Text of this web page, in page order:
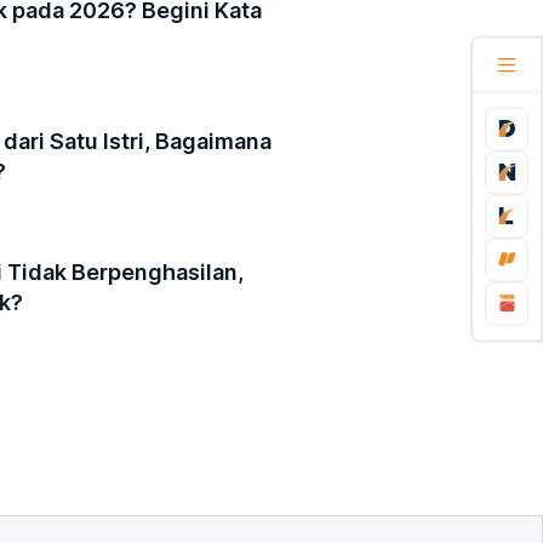
pada 2026? Begini Kata
Satu Istri, Bagaimana
Tidak Berpenghasilan,